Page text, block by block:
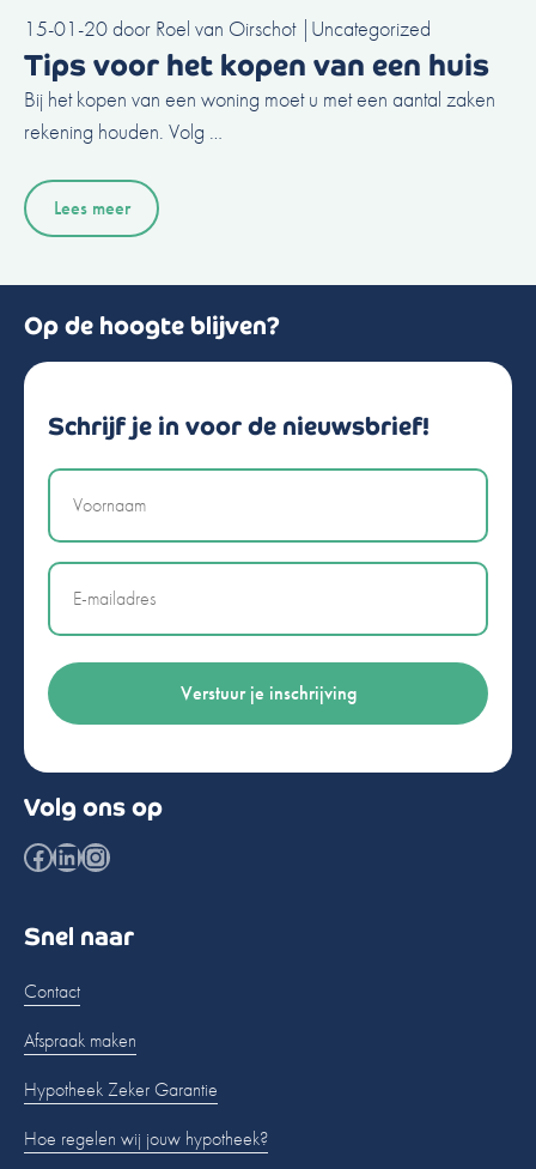
15-01-20door Roel van Oirschot | Uncategorized
Tips voor het kopen van een huis
Bij het kopen van een woning moet u met een aantal zaken
rekening houden. Volg …
Lees meer
Op de hoogte blijven?
Schrijf je in voor de nieuwsbrief!
Naam
Email
Volg ons op
Facebook
LinkedIn
Instagram
Snel naar
Contact
Afspraak maken
Hypotheek Zeker Garantie
Hoe regelen wij jouw hypotheek?